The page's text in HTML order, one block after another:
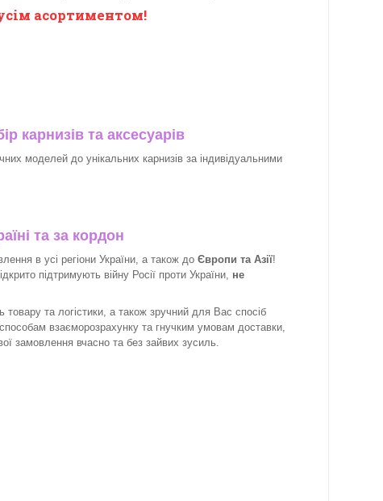
асортиментом!
карнизів та аксесуарів
моделей до унікальних карнизів за індивідуальними
та за кордон
в усі регіони України, а також до Європи та Азії!
підтримують війну Росії проти України, не
товару та логістики, а також зручний для Вас спосіб
взаєморозрахунку та гнучким умовам доставки,
замовлення вчасно та без зайвих зусиль.